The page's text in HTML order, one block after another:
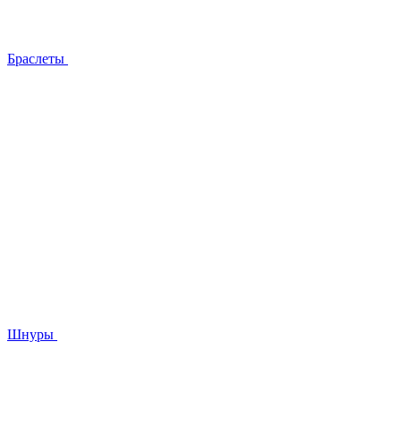
Браслеты
Шнуры